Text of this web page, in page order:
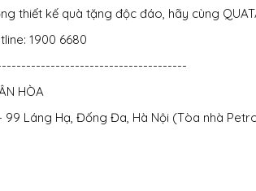
thiết kế quà tặng độc đáo, hãy cùng
1900 6680
HÒA
99 Láng Hạ, Đống Đa, Hà Nội (Tòa nhà